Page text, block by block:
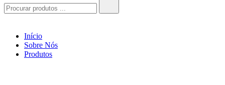
for:
Início
Sobre Nós
Produtos